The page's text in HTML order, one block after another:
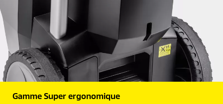
Gamme Super ergonomique